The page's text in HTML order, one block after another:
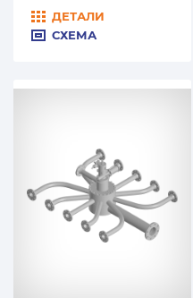
ДЕТАЛИ
СХЕМА